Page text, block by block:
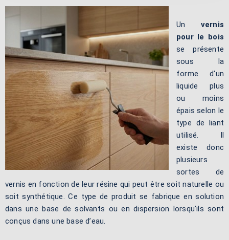
Un vernis
pour le bois
se présente
sous la
forme d'un
liquide plus
ou moins
épais selon le
type de liant
utilisé. Il
existe donc
plusieurs
sortes de
vernis en fonction de leur résine qui peut être soit naturelle ou
soit synthétique. Ce type de produit se fabrique en solution
dans une base de solvants ou en dispersion lorsqu'ils sont
conçus dans une base d’eau.